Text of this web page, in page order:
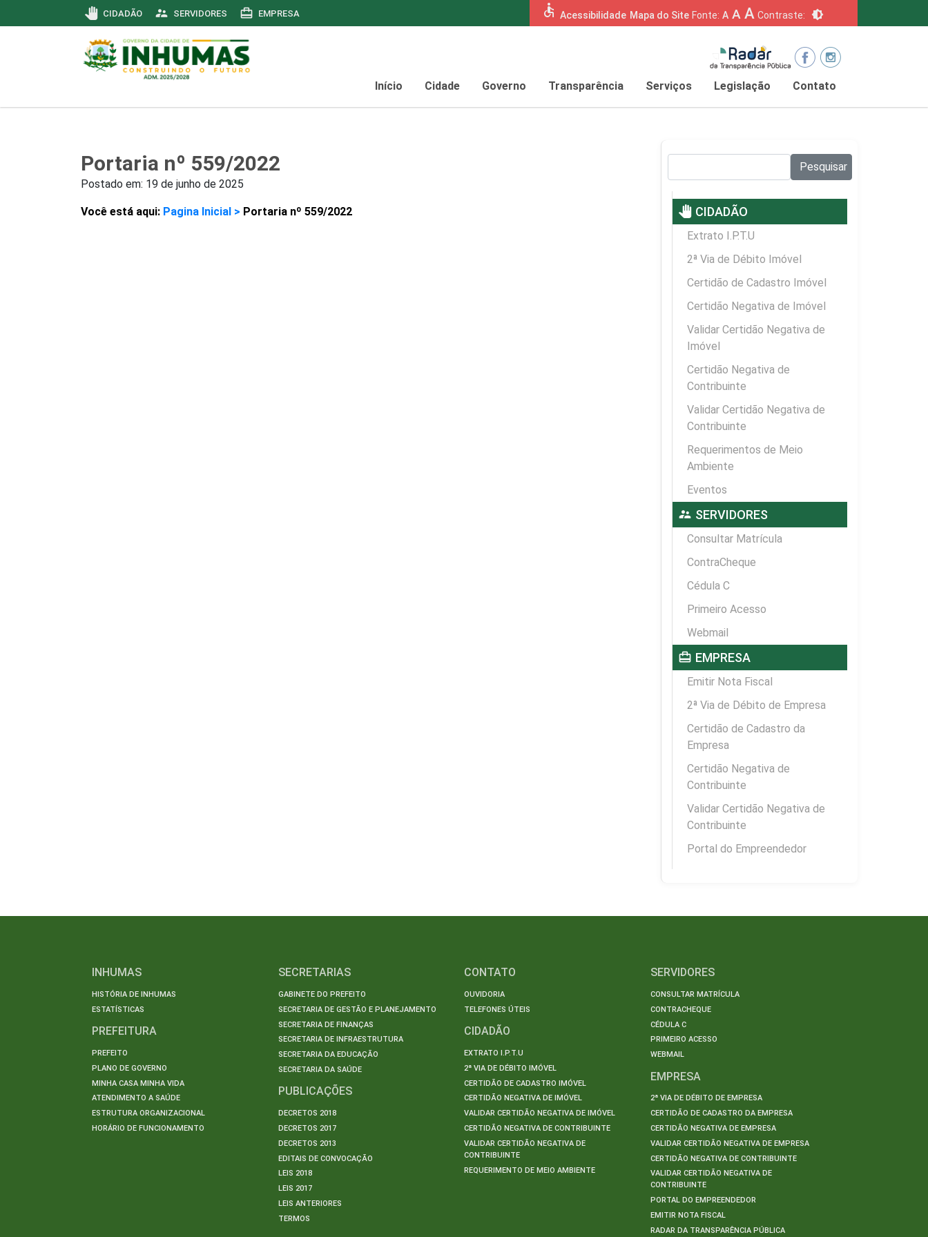
pan_tool CIDADÃO supervisor_account SERVIDORES card_travel EMPRESA accessible Acessibilidade Mapa do Site Fonte: A A A Contraste: brightness_6
Início Cidade Governo Transparência Serviços Legislação Contato
Portaria nº 559/2022
Postado em: 19 de junho de 2025
Você está aqui: Pagina Inicial > Portaria nº 559/2022
Pesquisar
pan_tool CIDADÃO
Extrato I.P.T.U
2ª Via de Débito Imóvel
Certidão de Cadastro Imóvel
Certidão Negativa de Imóvel
Validar Certidão Negativa de
Imóvel
Certidão Negativa de
Contribuinte
Validar Certidão Negativa de
Contribuinte
Requerimentos de Meio
Ambiente
Eventos
supervisor_account SERVIDORES
Consultar Matrícula
ContraCheque
Cédula C
Primeiro Acesso
Webmail
card_travel EMPRESA
Emitir Nota Fiscal
2ª Via de Débito de Empresa
Certidão de Cadastro da
Empresa
Certidão Negativa de
Contribuinte
Validar Certidão Negativa de
Contribuinte
Portal do Empreendedor
INHUMAS
HISTÓRIA DE INHUMAS
ESTATÍSTICAS
PREFEITURA
PREFEITO
PLANO DE GOVERNO
MINHA CASA MINHA VIDA
ATENDIMENTO A SAÚDE
ESTRUTURA ORGANIZACIONAL
HORÁRIO DE FUNCIONAMENTO
SECRETARIAS
GABINETE DO PREFEITO
SECRETARIA DE GESTÃO E PLANEJAMENTO
SECRETARIA DE FINANÇAS
SECRETARIA DE INFRAESTRUTURA
SECRETARIA DA EDUCAÇÃO
SECRETARIA DA SAÚDE
PUBLICAÇÕES
DECRETOS 2018
DECRETOS 2017
DECRETOS 2013
EDITAIS DE CONVOCAÇÃO
LEIS 2018
LEIS 2017
LEIS ANTERIORES
TERMOS
CONTATO
OUVIDORIA
TELEFONES ÚTEIS
CIDADÃO
EXTRATO I.P.T.U
2ª VIA DE DÉBITO IMÓVEL
CERTIDÃO DE CADASTRO IMÓVEL
CERTIDÃO NEGATIVA DE IMÓVEL
VALIDAR CERTIDÃO NEGATIVA DE IMÓVEL
CERTIDÃO NEGATIVA DE CONTRIBUINTE
VALIDAR CERTIDÃO NEGATIVA DE
CONTRIBUINTE
REQUERIMENTO DE MEIO AMBIENTE
SERVIDORES
CONSULTAR MATRÍCULA
CONTRACHEQUE
CÉDULA C
PRIMEIRO ACESSO
WEBMAIL
EMPRESA
2ª VIA DE DÉBITO DE EMPRESA
CERTIDÃO DE CADASTRO DA EMPRESA
CERTIDÃO NEGATIVA DE EMPRESA
VALIDAR CERTIDÃO NEGATIVA DE EMPRESA
CERTIDÃO NEGATIVA DE CONTRIBUINTE
VALIDAR CERTIDÃO NEGATIVA DE
CONTRIBUINTE
PORTAL DO EMPREENDEDOR
EMITIR NOTA FISCAL
RADAR DA TRANSPARÊNCIA PÚBLICA